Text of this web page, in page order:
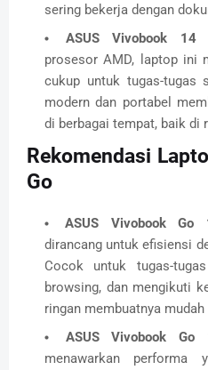
sering bekerja dengan
ASUS Vivobook 14
prosesor AMD, laptop ini
cukup untuk tugas-tugas
modern dan portabel
di berbagai tempat, baik di
Rekomendasi
Go
ASUS Vivobook Go
dirancang untuk efisiensi
Cocok untuk tugas-
browsing, dan mengikuti
ringan membuatnya
ASUS Vivobook Go
menawarkan